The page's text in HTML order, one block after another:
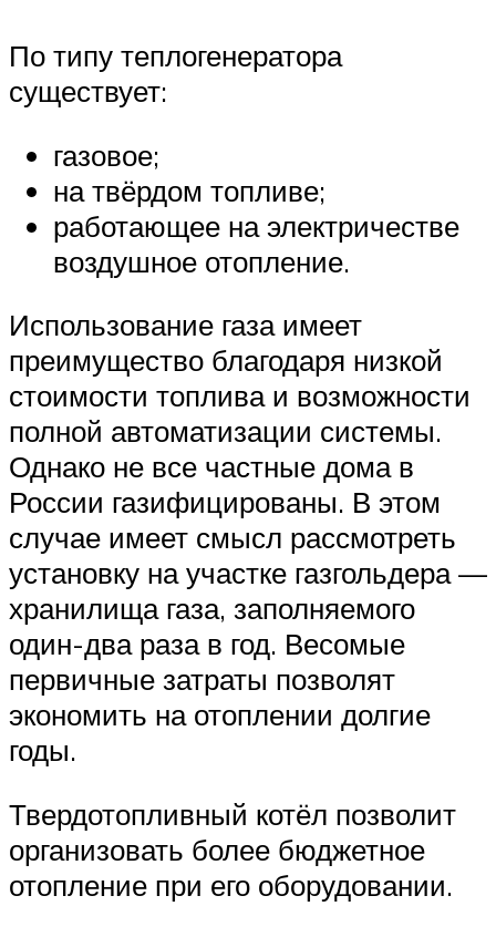
По типу теплогенератора
существует:
газовое;
на твёрдом топливе;
работающее на электричестве
воздушное отопление.
Использование газа имеет
преимущество благодаря низкой
стоимости топлива и возможности
полной автоматизации системы.
Однако не все частные дома в
России газифицированы. В этом
случае имеет смысл рассмотреть
установку на участке газгольдера —
хранилища газа, заполняемого
один-два раза в год. Весомые
первичные затраты позволят
экономить на отоплении долгие
годы.
Твердотопливный котёл позволит
организовать более бюджетное
отопление при его оборудовании.